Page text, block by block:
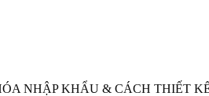
NHẬP KHẨU & CÁCH THIẾT